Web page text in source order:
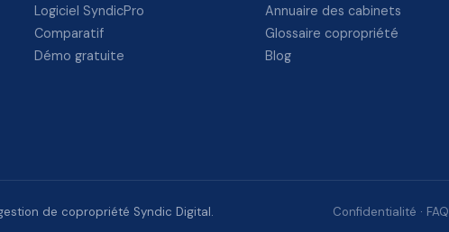
Logiciel SyndicPro
Comparatif
Démo gratuite
Annuaire des cabinets
Glossaire copropriété
Blog
de copropriété Syndic Digital. Confidentialité · FAQ